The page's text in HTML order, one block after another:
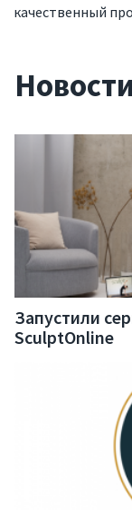
качественный
Новости
Запустили
SculptOnline